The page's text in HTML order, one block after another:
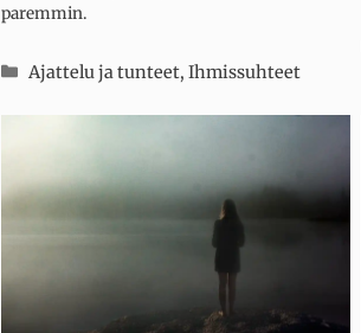
paremmin.
Kategoriat
Ajattelu ja tunteet,Ihmissuhteet